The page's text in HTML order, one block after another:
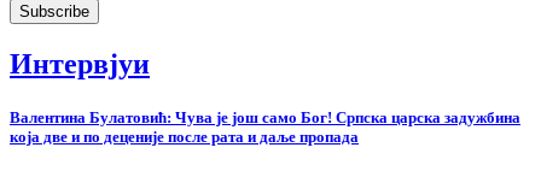
Интервјуи
Валентина Булатовић: Чува је још само Бог! Српска царска задужбина
која две и по деценије после рата и даље пропада